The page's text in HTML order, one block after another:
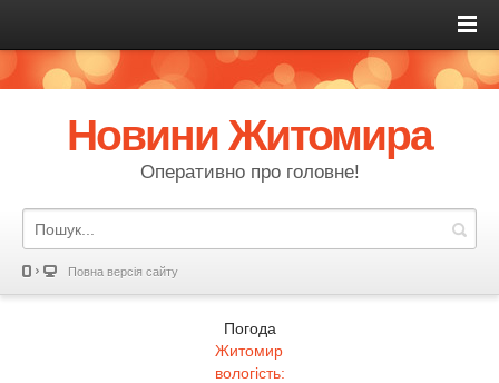
Новини Житомира
Оперативно про головне!
Повна версія сайту
Погода
Житомир
вологість: